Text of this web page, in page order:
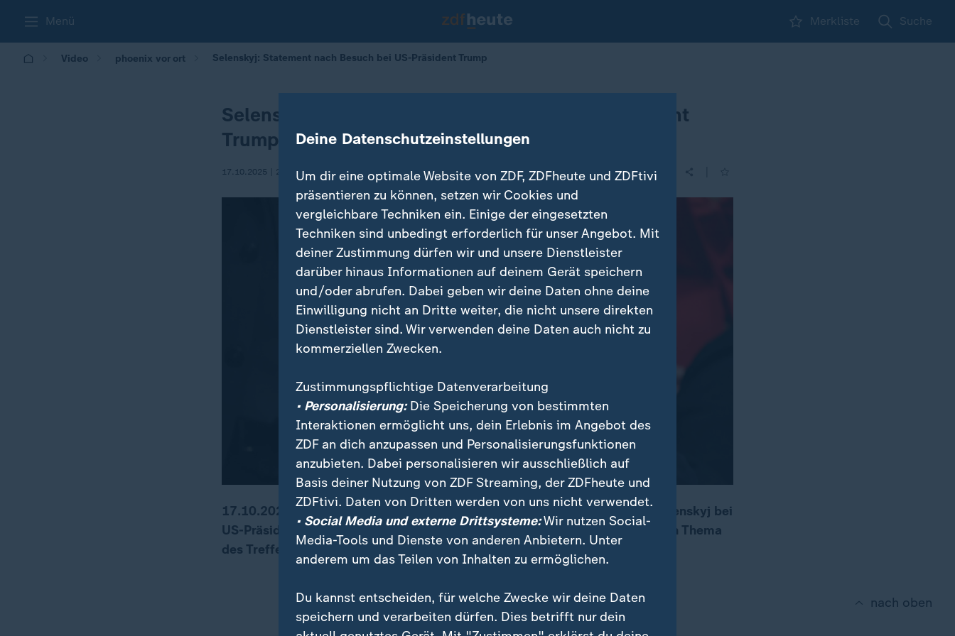
Menü Merkliste Suche
Video phoenix vor ort Selenskyj: Statement nach Besuch bei US-Präsident Trump
Selenskyj: Statement nach Besuch bei US-Präsident
Trump
17.10.2025 | 23:05
17.10.2025 Nach dem Besuch des ukrainischen Staatschefs Wolodymyr Selenskyj bei
US-Präsident Donald Trump im Weißen Haus gibt Seleskyj ein Statement. Ein Thema
des Treffens war die mögliche Lieferung von Tomahawk-Marschflugkörpern.
nach oben
Deine Datenschutzeinstellungen
Um dir eine optimale Website von ZDF, ZDFheute und ZDFtivi
präsentieren zu können, setzen wir Cookies und
vergleichbare Techniken ein. Einige der eingesetzten
Techniken sind unbedingt erforderlich für unser Angebot. Mit
deiner Zustimmung dürfen wir und unsere Dienstleister
darüber hinaus Informationen auf deinem Gerät speichern
und/oder abrufen. Dabei geben wir deine Daten ohne deine
Einwilligung nicht an Dritte weiter, die nicht unsere direkten
Dienstleister sind. Wir verwenden deine Daten auch nicht zu
kommerziellen Zwecken.
Zustimmungspflichtige Datenverarbeitung
• Personalisierung:Die Speicherung von bestimmten
Interaktionen ermöglicht uns, dein Erlebnis im Angebot des
ZDF an dich anzupassen und Personalisierungsfunktionen
anzubieten. Dabei personalisieren wir ausschließlich auf
Basis deiner Nutzung von ZDF Streaming, der ZDFheute und
ZDFtivi. Daten von Dritten werden von uns nicht verwendet.
• Social Media und externe Drittsysteme:Wir nutzen Social-
Media-Tools und Dienste von anderen Anbietern. Unter
anderem um das Teilen von Inhalten zu ermöglichen.
Du kannst entscheiden, für welche Zwecke wir deine Daten
speichern und verarbeiten dürfen. Dies betrifft nur dein